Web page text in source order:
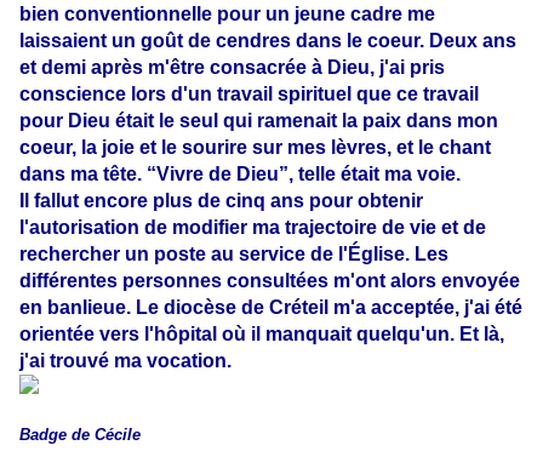
bien conventionnelle pour un jeune cadre me
laissaient un goût de cendres dans le coeur. Deux ans
et demi après m'être consacrée à Dieu, j'ai pris
conscience lors d'un travail spirituel que ce travail
pour Dieu était le seul qui ramenait la paix dans mon
coeur, la joie et le sourire sur mes lèvres, et le chant
dans ma tête. “Vivre de Dieu”, telle était ma voie.
Il fallut encore plus de cinq ans pour obtenir
l'autorisation de modifier ma trajectoire de vie et de
rechercher un poste au service de l'Église. Les
différentes personnes consultées m'ont alors envoyée
en banlieue. Le diocèse de Créteil m'a acceptée, j'ai été
orientée vers l'hôpital où il manquait quelqu'un. Et là,
j'ai trouvé ma vocation.
Badge de Cécile